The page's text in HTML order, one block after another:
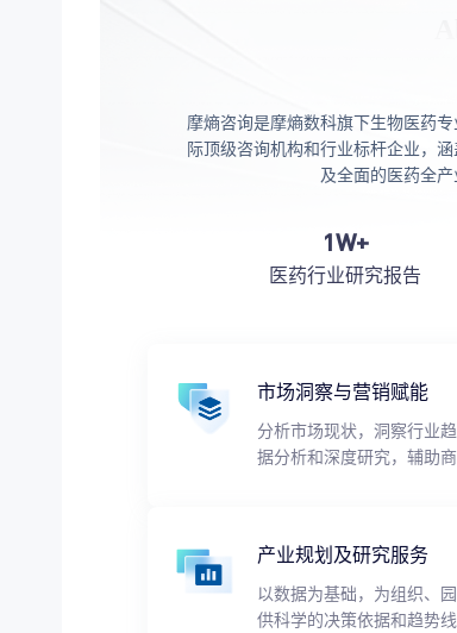
摩熵咨询是摩熵数科旗下生物医药
际顶级咨询机构和行业标杆企业，
及全面的医药全
1W+
医药行业研究报告
市场洞察与营销赋能
分析市场现状，洞察行业
据分析和深度研究，辅助商
产业规划及研究服务
以数据为基础，为组织、
供科学的决策依据和趋势线